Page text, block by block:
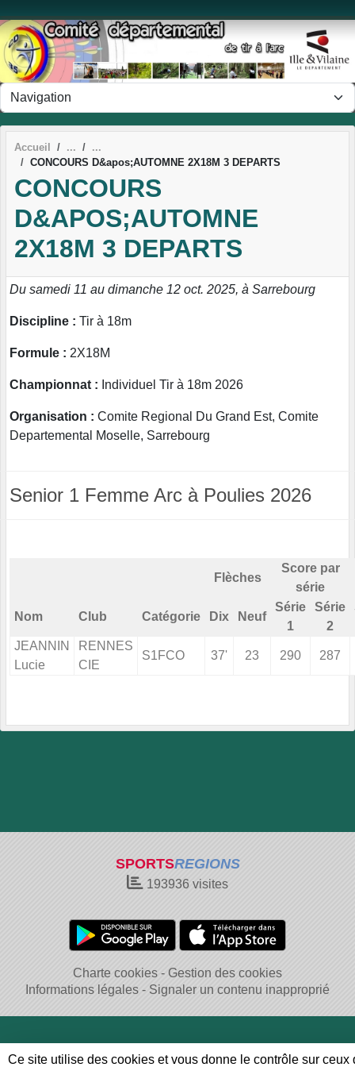
Accueil
CONCOURS D&apos;AUTOMNE 2X18M 3 DEPARTS
CONCOURS
D&APOS;AUTOMNE
2X18M 3 DEPARTS
Du samedi 11 au dimanche 12 oct. 2025, à Sarrebourg
Discipline : Tir à 18m
Formule : 2X18M
Championnat : Individuel Tir à 18m 2026
Organisation : Comite Regional Du Grand Est, Comite
Departemental Moselle, Sarrebourg
Senior 1 Femme Arc à Poulies 2026
Flèches
Score par
série
Nom Club Catégorie Dix Neuf
Série
1
Série
2
JEANNIN
Lucie
RENNES
CIE
S1FCO 37' 23 290 287
SPORTSREGIONS
193936 visites
Charte cookies
Gestion des cookies
Informations légales
Signaler un contenu inapproprié
Ce site utilise des cookies et vous donne le contrôle sur ceux